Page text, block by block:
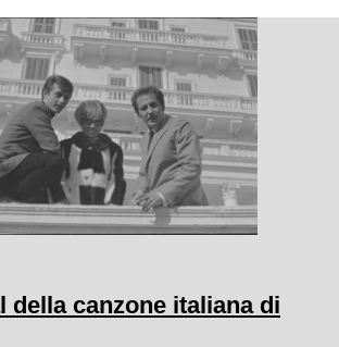
della canzone italiana di